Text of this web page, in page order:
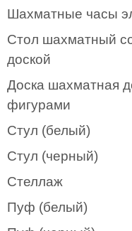
Шахматные часы
Стол шахматный
доской
Доска шахматная
фигурами
Стул (белый)
Стул (черный)
Стеллаж
Пуф (белый)